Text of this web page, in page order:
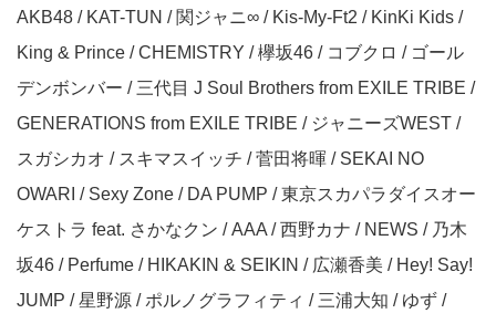
AKB48 / KAT-TUN / 関ジャニ∞ / Kis-My-Ft2 / KinKi Kids /
King & Prince / CHEMISTRY / 欅坂46 / コブクロ / ゴール
デンボンバー / 三代目 J Soul Brothers from EXILE TRIBE /
GENERATIONS from EXILE TRIBE / ジャニーズWEST /
スガシカオ / スキマスイッチ / 菅田将暉 / SEKAI NO
OWARI / Sexy Zone / DA PUMP / 東京スカパラダイスオー
ケストラ feat. さかなクン / AAA / 西野カナ / NEWS / 乃木
坂46 / Perfume / HIKAKIN & SEIKIN / 広瀬香美 / Hey! Say!
JUMP / 星野源 / ポルノグラフィティ / 三浦大知 / ゆず /